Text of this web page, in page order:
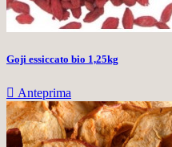
Goji essiccato bio 1,25kg
 Anteprima